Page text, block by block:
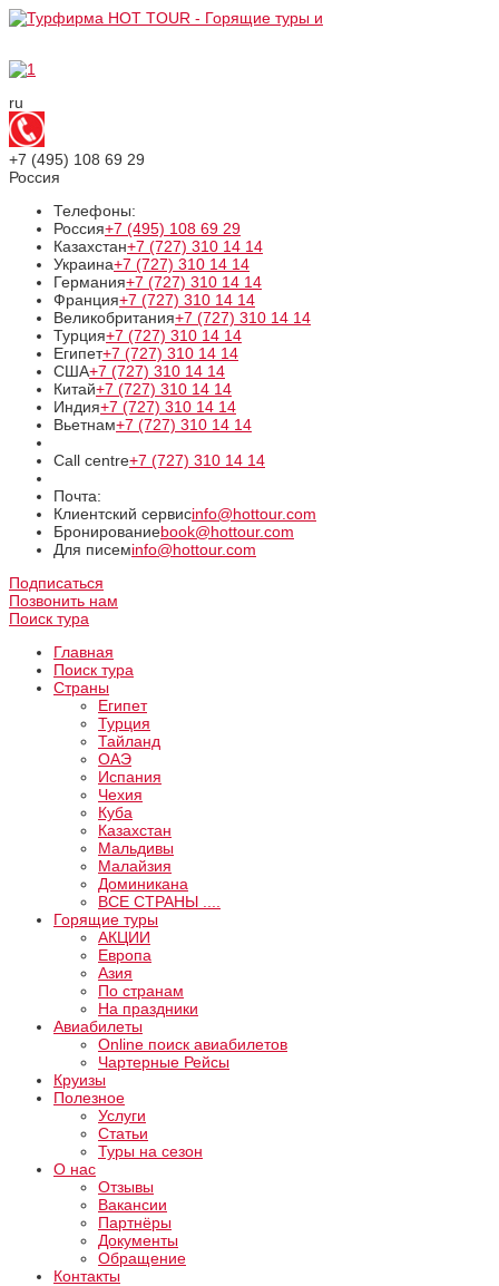
ru
+7 (495) 108 69 29
Россия
Телефоны:
Россия+7 (495) 108 69 29
Казахстан+7 (727) 310 14 14
Украина+7 (727) 310 14 14
Германия+7 (727) 310 14 14
Франция+7 (727) 310 14 14
Великобритания+7 (727) 310 14 14
Турция+7 (727) 310 14 14
Египет+7 (727) 310 14 14
США+7 (727) 310 14 14
Китай+7 (727) 310 14 14
Индия+7 (727) 310 14 14
Вьетнам+7 (727) 310 14 14
Call centre+7 (727) 310 14 14
Почта:
Клиентский сервисinfo@hottour.com
Бронированиеbook@hottour.com
Для писемinfo@hottour.com
Подписаться
Позвонить нам
Поиск тура
Главная
Поиск тура
Страны
Египет
Турция
Тайланд
ОАЭ
Испания
Чехия
Куба
Казахстан
Мальдивы
Малайзия
Доминикана
ВCE СТРАНЫ ....
Горящие туры
АКЦИИ
Европа
Азия
По странам
На праздники
Авиабилеты
Online поиск авиабилетов
Чартерные Рейсы
Круизы
Полезное
Услуги
Статьи
Туры на сезон
О нас
Отзывы
Вакансии
Партнёры
Документы
Обращение
Контакты